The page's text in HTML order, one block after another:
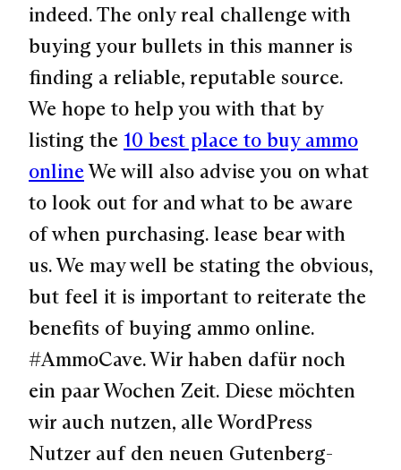
indeed. The only real challenge with
buying your bullets in this manner is
finding a reliable, reputable source.
We hope to help you with that by
listing the 10 best place to buy ammo
onlineWe will also advise you on what
to look out for and what to be aware
of when purchasing. lease bear with
us. We may well be stating the obvious,
but feel it is important to reiterate the
benefits of buying ammo online.
#AmmoCave. Wir haben dafür noch
ein paar Wochen Zeit. Diese möchten
wir auch nutzen, alle WordPress
Nutzer auf den neuen Gutenberg-